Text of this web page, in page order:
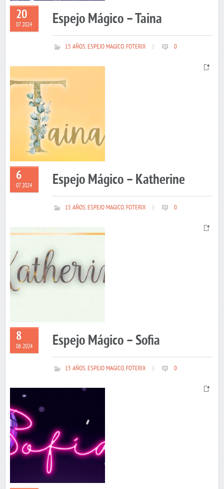
20
07 2024 Espejo Mágico – Taina
15 AÑOS,ESPEJO MAGICO,FOTERIX 0
6
07 2024 Espejo Mágico – Katherine
15 AÑOS,ESPEJO MAGICO,FOTERIX 0
8
06 2024 Espejo Mágico – Sofia
15 AÑOS,ESPEJO MAGICO,FOTERIX 0